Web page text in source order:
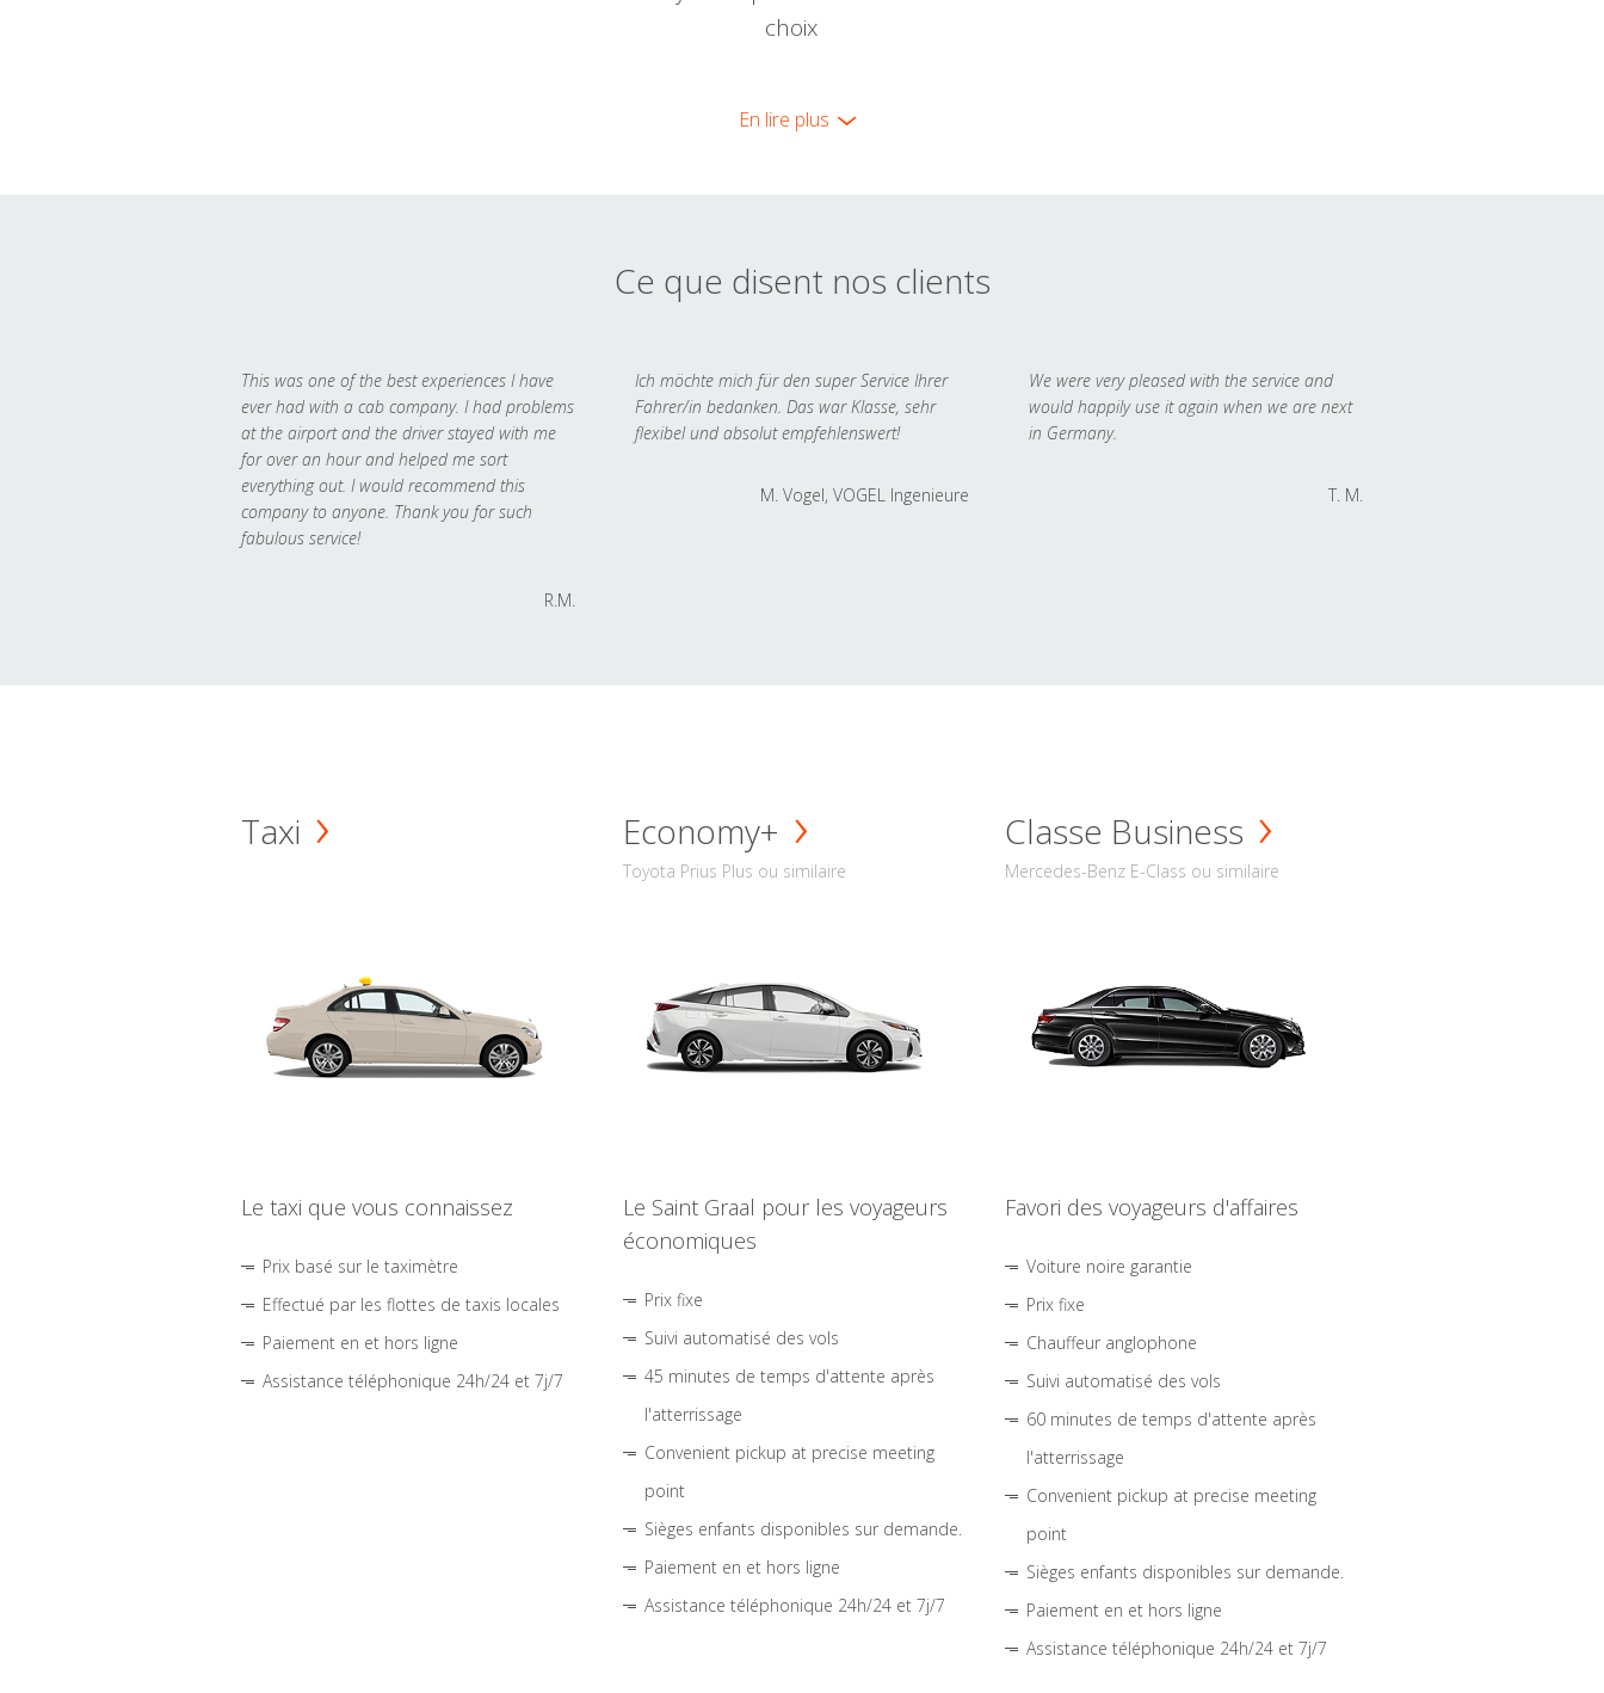
choix
En lire plus
Ce que disent nos clients
This was one of the best experiences I have
ever had with a cab company. I had problems
at the airport and the driver stayed with me
for over an hour and helped me sort
everything out. I would recommend this
company to anyone. Thank you for such
fabulous service!
R.M.
Ich möchte mich für den super Service Ihrer
Fahrer/in bedanken. Das war Klasse, sehr
flexibel und absolut empfehlenswert!
M. Vogel, VOGEL Ingenieure
We were very pleased with the service and
would happily use it again when we are next
in Germany.
T. M.
Taxi
Le taxi que vous connaissez
Prix basé sur le taximètre
Effectué par les flottes de taxis locales
Paiement en et hors ligne
Assistance téléphonique 24h/24 et 7j/7
Economy+
Toyota Prius Plus ou similaire
Le Saint Graal pour les voyageurs
économiques
Prix fixe
Suivi automatisé des vols
45 minutes de temps d'attente après
l'atterrissage
Convenient pickup at precise meeting
point
Sièges enfants disponibles sur demande.
Paiement en et hors ligne
Assistance téléphonique 24h/24 et 7j/7
Classe Business
Mercedes-Benz E-Class ou similaire
Favori des voyageurs d'affaires
Voiture noire garantie
Prix fixe
Chauffeur anglophone
Suivi automatisé des vols
60 minutes de temps d'attente après
l'atterrissage
Convenient pickup at precise meeting
point
Sièges enfants disponibles sur demande.
Paiement en et hors ligne
Assistance téléphonique 24h/24 et 7j/7